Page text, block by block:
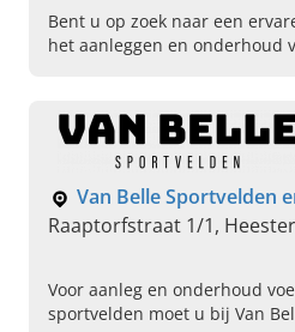
Bent u op zoek naar een
het aanleggen en onderhoud
Van Belle Sportvelden
Raaptorfstraat 1/1,
Voor aanleg en onderhoud
sportvelden moet u bij Van